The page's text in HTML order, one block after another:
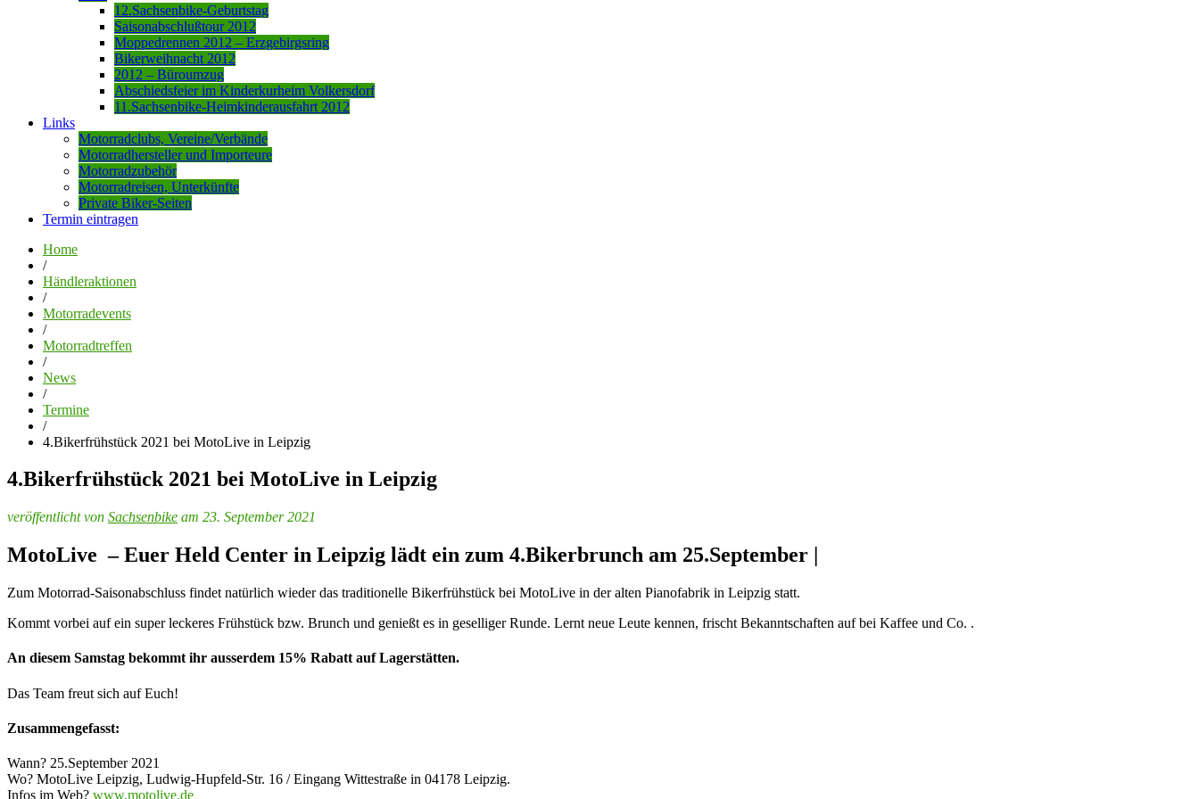
12.Sachsenbike-Geburtstag
Saisonabschlußtour 2012
Moppedrennen 2012 – Erzgebirgsring
Bikerweihnacht 2012
2012 – Büroumzug
Abschiedsfeier im Kinderkurheim Volkersdorf
11.Sachsenbike-Heimkinderausfahrt 2012
Links
Motorradclubs, Vereine/Verbände
Motorradhersteller und Importeure
Motorradzubehör
Motorradreisen, Unterkünfte
Private Biker-Seiten
Termin eintragen
Home
/
Händleraktionen
/
Motorradevents
/
Motorradtreffen
/
News
/
Termine
/
4.Bikerfrühstück 2021 bei MotoLive in Leipzig
4.Bikerfrühstück 2021 bei MotoLive in Leipzig
veröffentlicht von Sachsenbike am 23. September 2021
MotoLive – Euer Held Center in Leipzig lädt ein zum 4.Bikerbrunch am 25.September |
Zum Motorrad-Saisonabschluss findet natürlich wieder das traditionelle Bikerfrühstück bei MotoLive in der alten Pianofabrik in Leipzig statt.
Kommt vorbei auf ein super leckeres Frühstück bzw. Brunch und genießt es in geselliger Runde. Lernt neue Leute kennen, frischt Bekanntschaften auf bei Kaffee und Co. .
An diesem Samstag bekommt ihr ausserdem 15% Rabatt auf Lagerstätten.
Das Team freut sich auf Euch!
Zusammengefasst:
Wann? 25.September 2021
Wo? MotoLive Leipzig, Ludwig-Hupfeld-Str. 16 / Eingang Wittestraße in 04178 Leipzig.
Infos im Web? www.motolive.de